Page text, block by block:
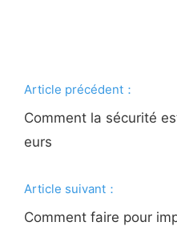
Article précédent：
Comment la sécurité
eurs
Article suivant：
Comment faire pour